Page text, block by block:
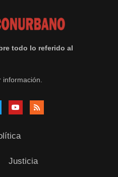
todo lo referido al
información.
Justicia